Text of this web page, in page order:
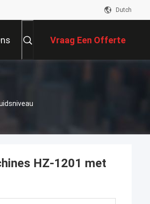
Dutch
Vraag Een Offerte
HZ-1201 met